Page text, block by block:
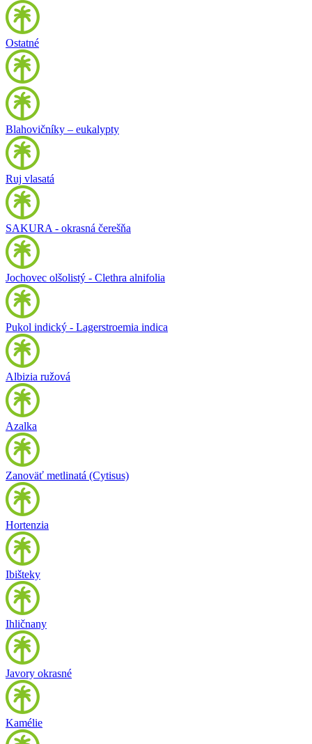
Ostatné
Blahovičníky – eukalypty
Ruj vlasatá
SAKURA - okrasná čerešňa
Jochovec olšolistý - Clethra alnifolia
Pukol indický - Lagerstroemia indica
Albizia ružová
Azalka
Zanoväť metlinatá (Cytisus)
Hortenzia
Ibišteky
Ihličnany
Javory okrasné
Kamélie